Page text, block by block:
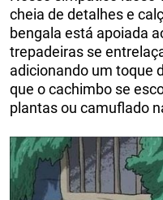
cheia de detalhes e
bengala está apoiada
trepadeiras se
adicionando um toque
que o cachimbo se
plantas ou camuflado